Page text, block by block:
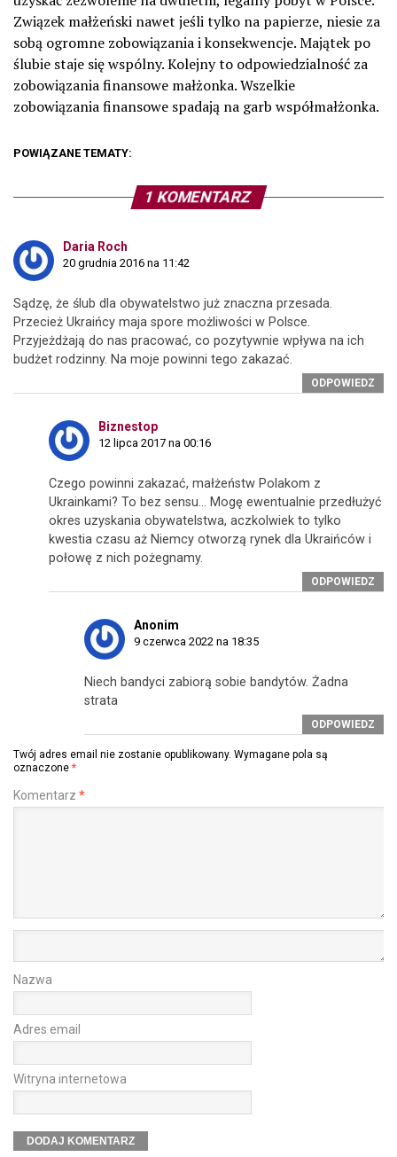
Związek małżeński nawet jeśli tylko na papierze, niesie za
sobą ogromne zobowiązania i konsekwencje. Majątek po
ślubie staje się wspólny. Kolejny to odpowiedzialność za
zobowiązania finansowe małżonka. Wszelkie
zobowiązania finansowe spadają na garb współmałżonka.
POWIĄZANE TEMATY:
1 KOMENTARZ
Daria Roch
20 grudnia 2016 na 11:42
Sądzę, że ślub dla obywatelstwo już znaczna przesada.
Przecież Ukraińcy maja spore możliwości w Polsce.
Przyjeżdżają do nas pracować, co pozytywnie wpływa na ich
budżet rodzinny. Na moje powinni tego zakazać.
ODPOWIEDZ
Biznestop
12 lipca 2017 na 00:16
Czego powinni zakazać, małżeństw Polakom z
Ukrainkami? To bez sensu… Mogę ewentualnie przedłużyć
okres uzyskania obywatelstwa, aczkolwiek to tylko
kwestia czasu aż Niemcy otworzą rynek dla Ukraińców i
połowę z nich pożegnamy.
ODPOWIEDZ
Anonim
9 czerwca 2022 na 18:35
Niech bandyci zabiorą sobie bandytów. Żadna
strata
ODPOWIEDZ
Twój adres email nie zostanie opublikowany. Wymagane pola są
oznaczone *
Komentarz *
Nazwa
Adres email
Witryna internetowa